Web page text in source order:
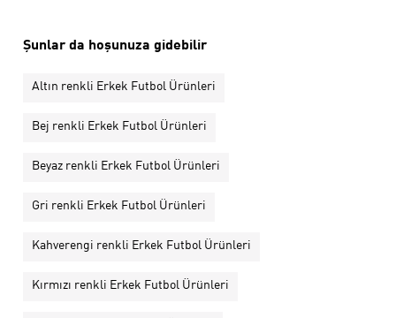
Şunlar da hoşunuza gidebilir
Altın renkli Erkek Futbol Ürünleri
Bej renkli Erkek Futbol Ürünleri
Beyaz renkli Erkek Futbol Ürünleri
Gri renkli Erkek Futbol Ürünleri
Kahverengi renkli Erkek Futbol Ürünleri
Kırmızı renkli Erkek Futbol Ürünleri